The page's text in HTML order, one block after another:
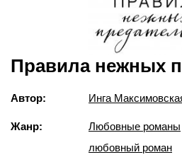
Правила нежных
Автор: Инга
Жанр: Любовные романы
любовный роман